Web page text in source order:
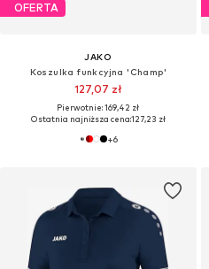
OFERTA
JAKO
Koszulka funkcyjna 'Champ'
127,07 zł
Pierwotnie: 169,42 zł
Ostatnia najniższa cena:127,23 zł
+6